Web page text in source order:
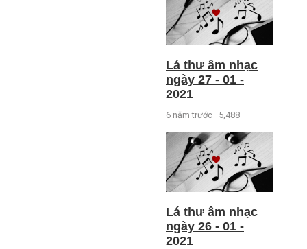
Lá thư âm nhạc
ngày 27 - 01 -
2021
6 năm trước 5,488
Lá thư âm nhạc
ngày 26 - 01 -
2021